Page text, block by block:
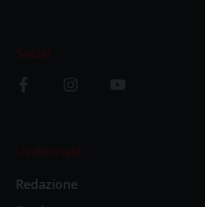
Social
L’editoriale
Redazione